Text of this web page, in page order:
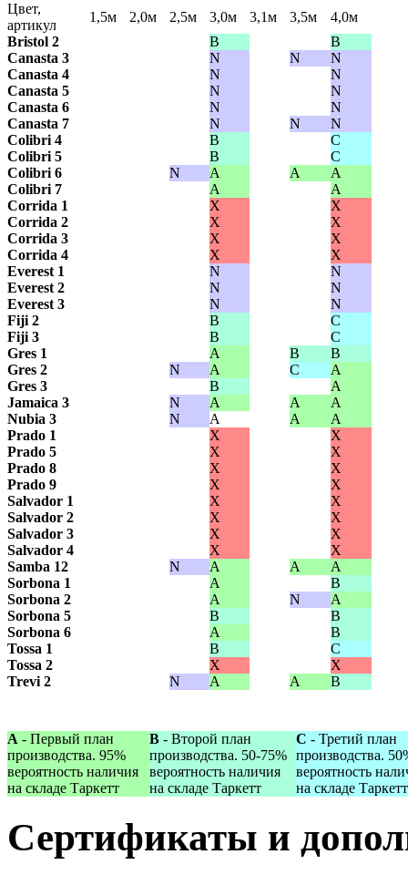
Цвет,
артикул
1,5м 2,0м 2,5м 3,0м 3,1м 3,5м
4,0м
Bristol 2
B
B
Canasta 3
N N
N
Canasta 4
N
N
Canasta 5
N
N
Canasta 6
N
N
Canasta 7
N N
N
Colibri 4
B
C
Colibri 5
B
C
Colibri 6
N A A
A
Colibri 7
A
A
Corrida 1
X
X
Corrida 2
X
X
Corrida 3
X
X
Corrida 4
X
X
Everest 1
N
N
Everest 2
N
N
Everest 3
N
N
Fiji 2
B
C
Fiji 3
B
C
Gres 1
A B
B
Gres 2
N A C
A
Gres 3
B
A
Jamaica 3
N A A
A
Nubia 3
N A A
A
Prado 1
X
X
Prado 5
X
X
Prado 8
X
X
Prado 9
X
X
Salvador 1
X
X
Salvador 2
X
X
Salvador 3
X
X
Salvador 4
X
X
Samba 12
N A A
A
Sorbona 1
A
B
Sorbona 2
A N
A
Sorbona 5
B
B
Sorbona 6
A
B
Tossa 1
B
C
Tossa 2
X
X
Trevi 2
N A A B
A - Первый план
производства. 95%
вероятность наличия
на складе Таркетт
B - Второй план
производства. 50-75%
вероятность наличия
на складе Таркетт
С - Третий план
производства.
вероятность
на складе Таркетт
Сертификаты и